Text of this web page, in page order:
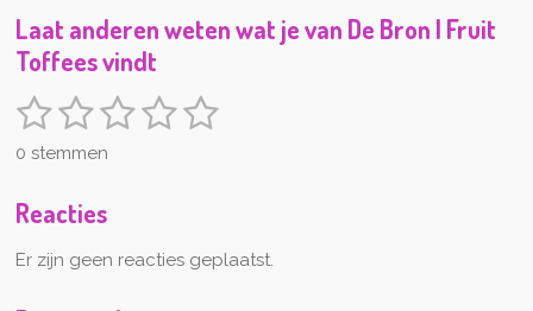
Laat anderen weten wat je van De Bron | Fruit
Toffees vindt
R
a
t
n
:
1
s
e
r
2
s
e
r
3
s
e
r
4
r
5
r
0 stemmen
Reacties
Er zijn geen reacties geplaatst.